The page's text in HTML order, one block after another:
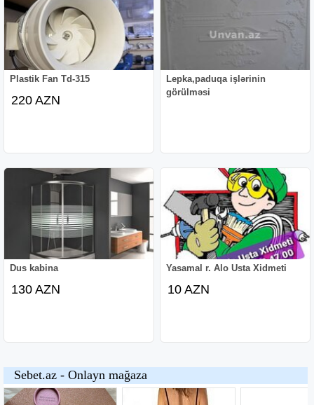
Plastik Fan Td-315
220 AZN
Lepka,paduqa işlərinin
görülməsi
Dus kabina
130 AZN
Yasamal r. Alo Usta Xidmeti
10 AZN